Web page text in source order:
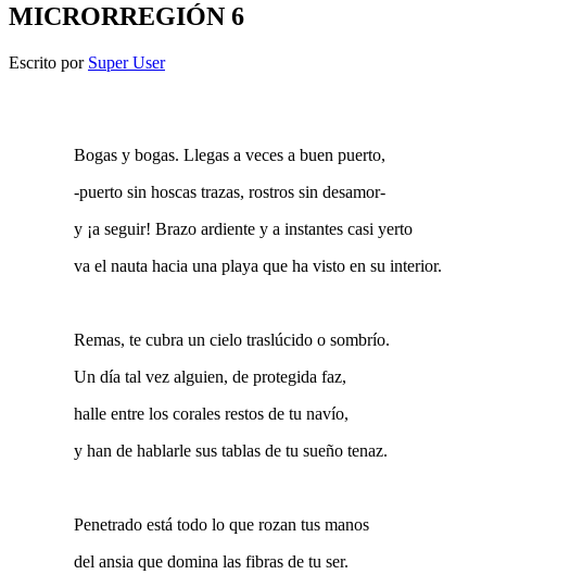
MICRORREGIÓN 6
Escrito por Super User
Bogas y bogas. Llegas a veces a buen puerto,
-puerto sin hoscas trazas, rostros sin desamor-
y ¡a seguir! Brazo ardiente y a instantes casi yerto
va el nauta hacia una playa que ha visto en su interior.
Remas, te cubra un cielo traslúcido o sombrío.
Un día tal vez alguien, de protegida faz,
halle entre los corales restos de tu navío,
y han de hablarle sus tablas de tu sueño tenaz.
Penetrado está todo lo que rozan tus manos
del ansia que domina las fibras de tu ser.